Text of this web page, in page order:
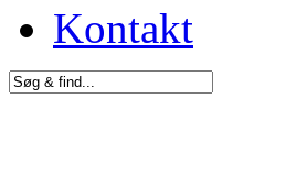
Kontakt